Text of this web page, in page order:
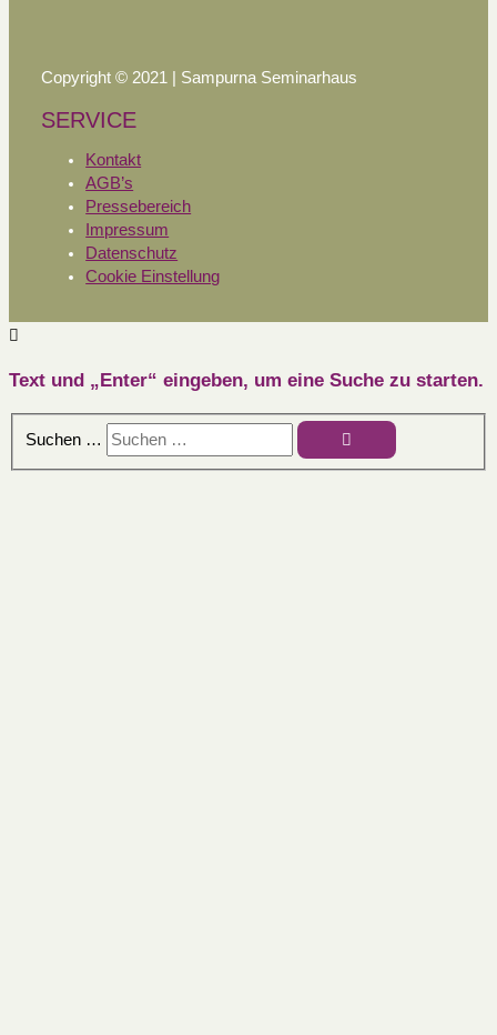
Copyright © 2021 | Sampurna Seminarhaus
SERVICE
Kontakt
AGB’s
Pressebereich
Impressum
Datenschutz
Cookie Einstellung
Text und „Enter“ eingeben, um eine Suche zu starten.
Suchen …